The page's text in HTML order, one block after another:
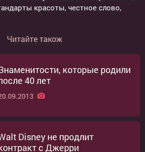
красоты, честное слово,
Читайте також
которые родили
40 лет
Disney не продлит
с Джерри